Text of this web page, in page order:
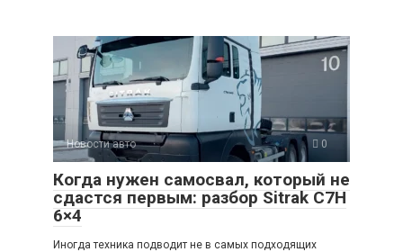
Новости авто 0
Когда нужен самосвал, который не
сдастся первым: разбор Sitrak C7H
6×4
Иногда техника подводит не в самых подходящих